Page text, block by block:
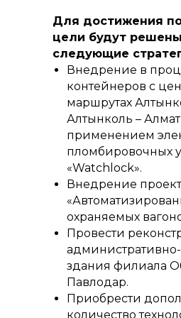
Для достижения
цели будут решены
следующие
Внедрение в
контейнеров с
маршрутах
Алтынколь –
применением
пломбировочных
«Watchlock».
Внедрение
охраняемых
Провести
здания филиала
Павлодар.
Приобрести
количество